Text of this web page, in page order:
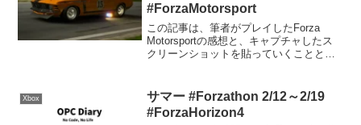
#ForzaMotorsport
この記事は、筆者がプレイしたForza
Motorsportの感想と、キャプチャしたス
クリーンショットを貼っていくことと、
5のForzathon記事と同...
Xbox
サマー #Forzathon 2/12～2/19
#ForzaHorizon4